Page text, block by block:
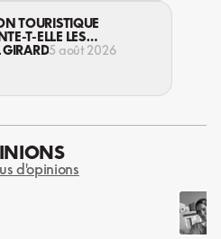
TOURISTIQUE
T-ELLE LES
CONTRE LES
5 août 2026
d'opinions